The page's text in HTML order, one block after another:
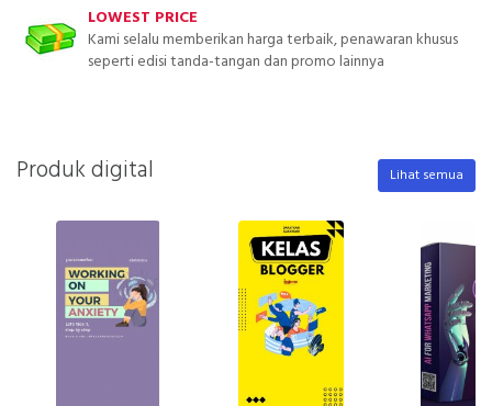
LOWEST PRICE
Kami selalu memberikan harga terbaik, penawaran khusus
seperti edisi tanda-tangan dan promo lainnya
Produk digital Lihat semua